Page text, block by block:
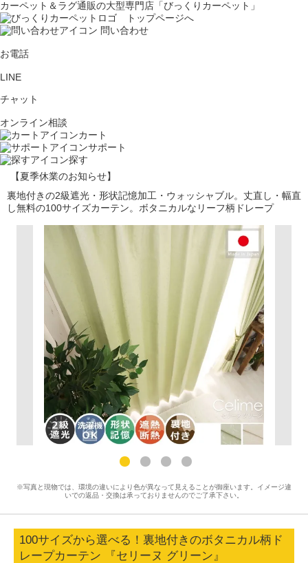
カーペット＆ラグ通販の大型専門店「びっくりカーペット」
問い合わせ
お電話
LINE
チャット
オンライン相談
カート
サポート
探す
【夏季休業のお知らせ】
裏地付きの2級遮光・形状記憶加工・ウォッシャブル。丈直し・幅直
し無料の100サイズカーテン。ボタニカルなリーフ柄ドレープ
※写真と現物では、環境の違いにより色が異なって見えることが御座います。イメージ違
いでの返品・交換は承っておりませんのでご了承下さい。
100サイズから選べる！裏地付きのボタニカル柄ド
レープカーテン 『セリーヌ グリーン』